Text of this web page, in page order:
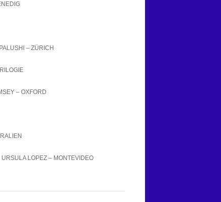
– ZÜRICH
– OXFORD
URSULA LOPEZ – MONTEVIDEO